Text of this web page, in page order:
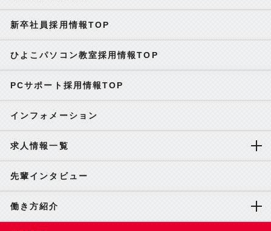
新卒社員採用情報TOP
ひよこパソコン教室採用情報TOP
PCサポート採用情報TOP
インフォメーション
求人情報一覧
先輩インタビュー
働き方紹介